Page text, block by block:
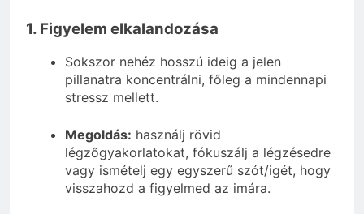
1. Figyelem elkalandozása
Sokszor nehéz hosszú ideig a jelen
pillanatra koncentrálni, főleg a mindennapi
stressz mellett.
Megoldás: használj rövid
légzőgyakorlatokat, fókuszálj a légzésedre
vagy ismételj egy egyszerű szót/igét, hogy
visszahozd a figyelmed az imára.